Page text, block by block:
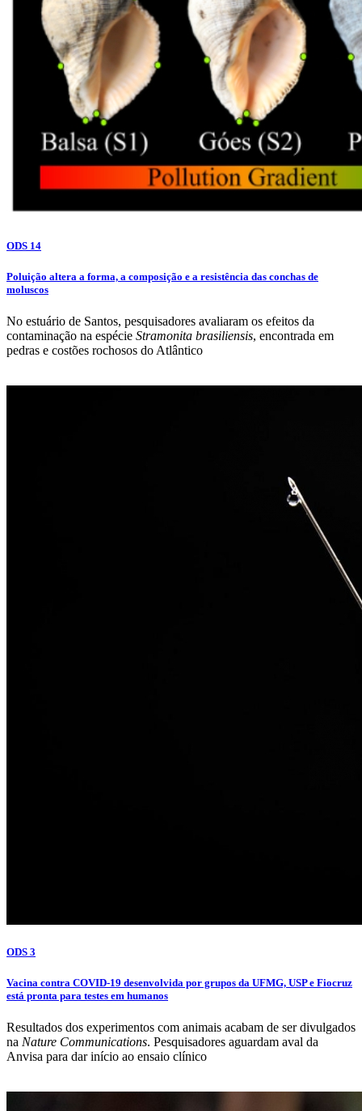
ODS 14
Poluição altera a forma, a composição e a resistência das conchas de
moluscos
No estuário de Santos, pesquisadores avaliaram os efeitos da
contaminação na espécie Stramonita brasiliensis, encontrada em
pedras e costões rochosos do Atlântico
ODS 3
Vacina contra COVID-19 desenvolvida por grupos da UFMG, USP e Fiocruz
está pronta para testes em humanos
Resultados dos experimentos com animais acabam de ser divulgados
na Nature Communications. Pesquisadores aguardam aval da
Anvisa para dar início ao ensaio clínico